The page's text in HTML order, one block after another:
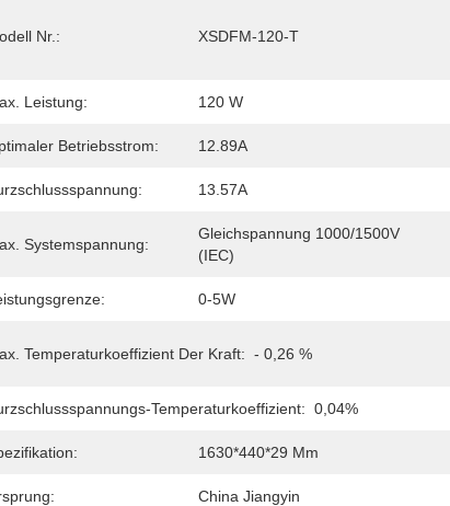
Nr.: XSDFM-120-T
Leistung: 120 W
Betriebsstrom: 12.89A
13.57A
Systemspannung:
Gleichspannung 1000/1500V
(IEC)
0-5W
Temperaturkoeffizient Der Kraft: - 0,26 %
Temperaturkoeffizient: 0,04%
1630*440*29 Mm
China Jiangyin